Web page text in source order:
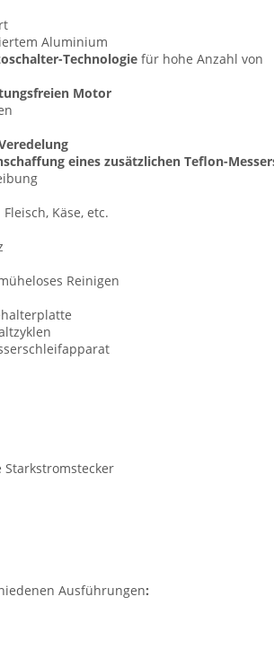
Aluminium
Technologie für hohe Anzahl von
Motor
eines zusätzlichen Teflon-
Käse, etc.
Reinigen
Starkstromstecker
Ausführungen: